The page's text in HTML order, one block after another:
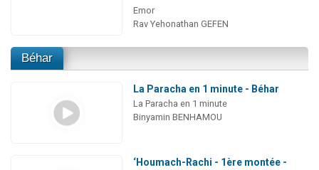
Emor
Rav Yehonathan GEFEN
Béhar
La Paracha en 1 minute - Béhar
La Paracha en 1 minute
Binyamin BENHAMOU
‘Houmach-Rachi - 1ère montée -